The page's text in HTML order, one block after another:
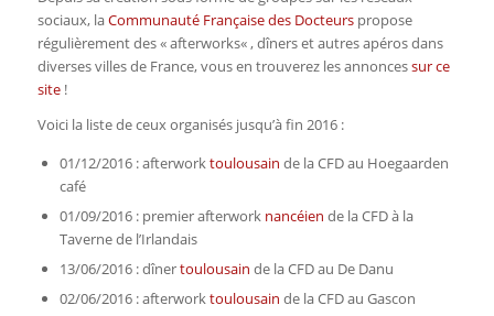
sociaux, laCommunauté Française des Docteurspropose
régulièrement des «afterworks« , dîners et autres apéros dans
diverses villes de France, vous en trouverez les annoncessur ce
site!
Voici la liste de ceux organisés jusqu’à fin 2016 :
01/12/2016 : afterworktoulousain de la CFD au Hoegaarden
café
01/09/2016 : premier afterwork nancéien de la CFD à la
Taverne de l’Irlandais
13/06/2016 : dînertoulousain de la CFD au De Danu
02/06/2016 : afterworktoulousain de la CFD au Gascon